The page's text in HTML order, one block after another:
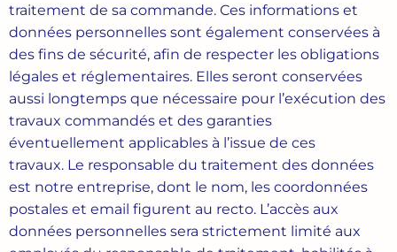
traitement de sa commande. Ces informations et
données personnelles sont également conservées à
des fins de sécurité, afin de respecter les obligations
légales et réglementaires. Elles seront conservées
aussi longtemps que nécessaire pour l’exécution des
travaux commandés et des garanties
éventuellement applicables à l’issue de ces
travaux. Le responsable du traitement des données
est notre entreprise, dont le nom, les coordonnées
postales et email figurent au recto. L’accès aux
données personnelles sera strictement limité aux